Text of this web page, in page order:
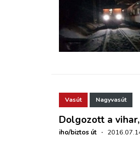
Vasút Nagyvasút
Dolgozott a
iho/biztos út ·